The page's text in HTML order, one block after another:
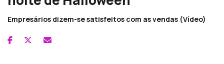
Empresários dizem-se satisfeitos com as vendas (Vídeo)